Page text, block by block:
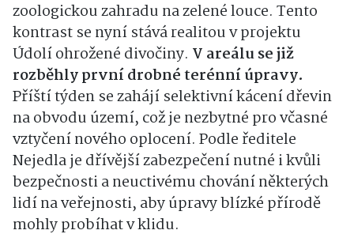
zoologickou zahradu na zelené louce. Tento
kontrast se nyní stává realitou v projektu
Údolí ohrožené divočiny. V areálu se již
rozběhly první drobné terénní úpravy.
Příští týden se zahájí selektivní kácení dřevin
na obvodu území, což je nezbytné pro včasné
vztyčení nového oplocení. Podle ředitele
Nejedla je dřívější zabezpečení nutné i kvůli
bezpečnosti a neuctivému chování některých
lidí na veřejnosti, aby úpravy blízké přírodě
mohly probíhat v klidu.